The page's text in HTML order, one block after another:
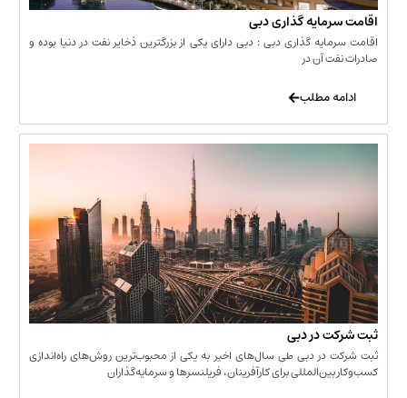
گذاری دبی
گذاری دبی : دبی دارای یکی از بزرگترین ذخایر نفت در دنیا بوده و
در دبی
دبی طی سال‌های اخیر به یکی از محبوب‌ترین روش‌های راه‌اندازی
برای کارآفرینان، فریلنسرها و سرمایه‌گذاران